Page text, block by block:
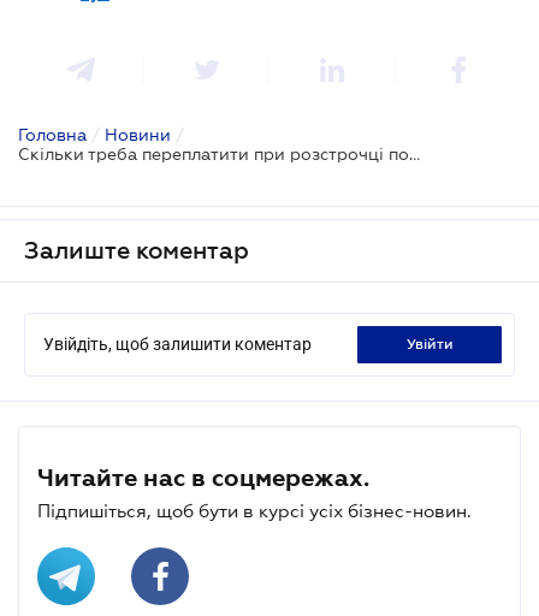
Головна / Новини /
Скільки треба переплатити при розстрочці податкового боргу
Залиште коментар
Увійдіть, щоб залишити коментар увійти
Читайте нас в соцмережах.
Підпишіться, щоб бути в курсі усіх бізнес-новин.